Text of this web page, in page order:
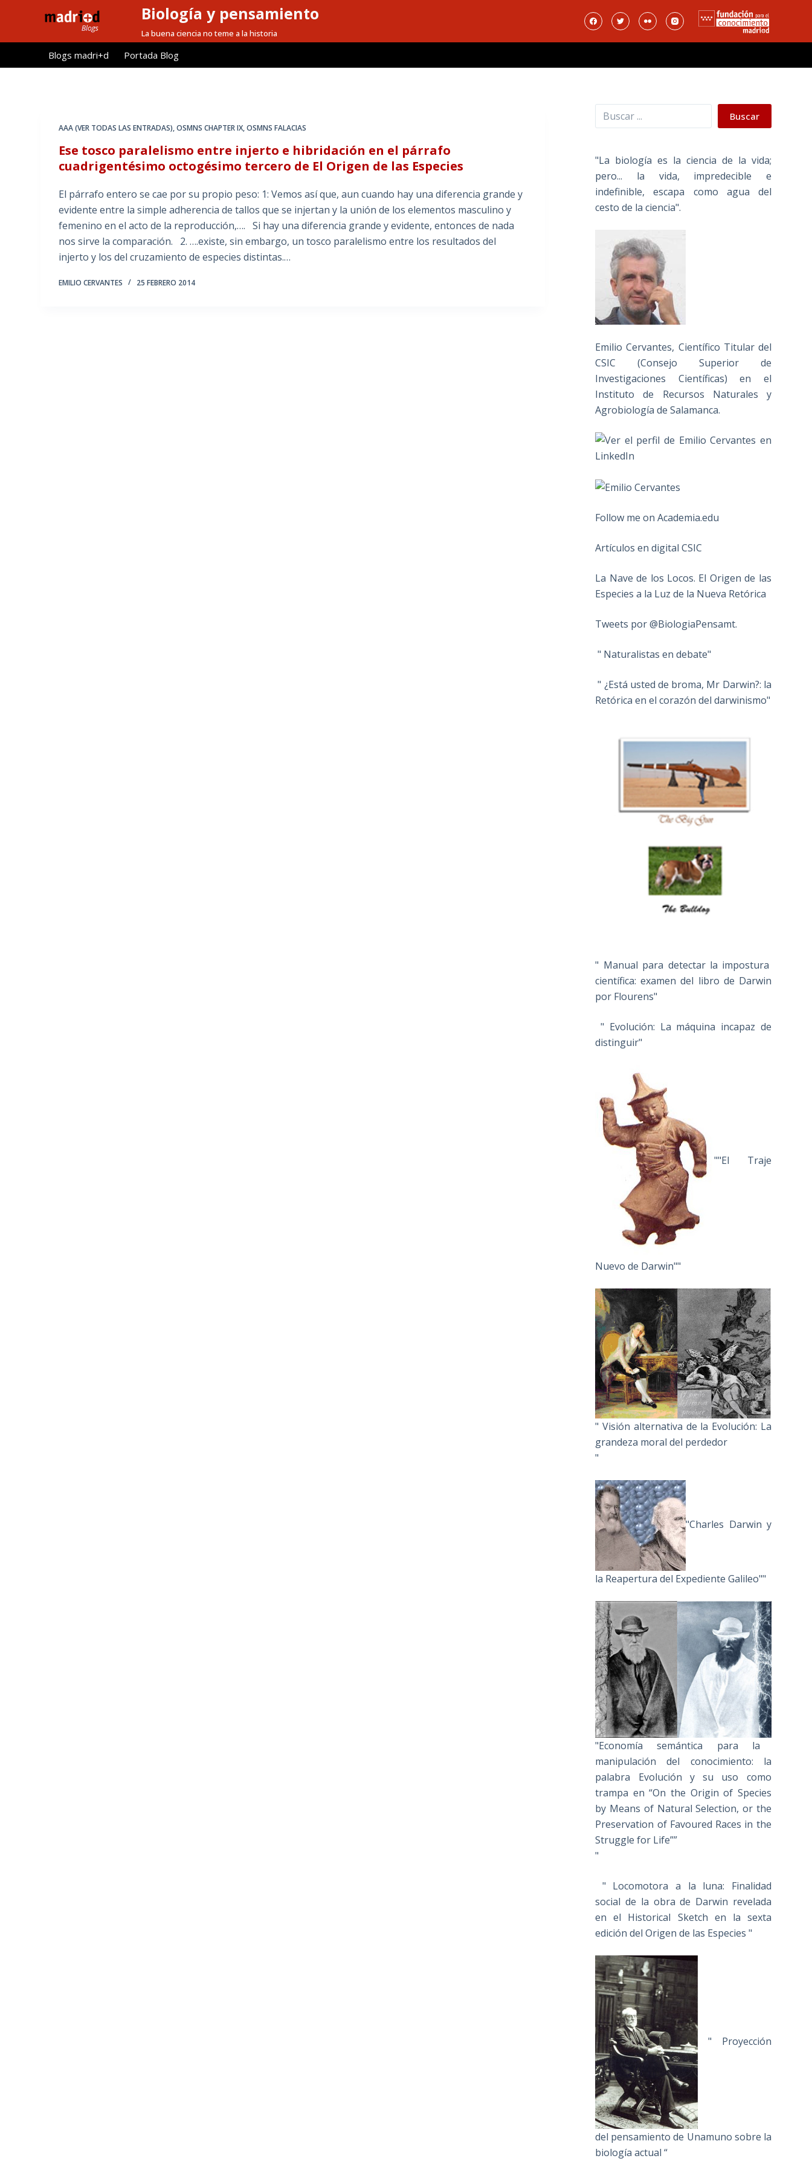
l
Biología y pensamiento
La buena ciencia no teme a la historia
Blogs madri+d Portada Blog
AAA (VER TODAS LAS ENTRADAS),OSMNS CHAPTER IX,OSMNS FALACIAS
Ese tosco paralelismo entre injerto e hibridación en el párrafo
cuadrigentésimo octogésimo tercero de El Origen de las Especies
El párrafo entero se cae por su propio peso: 1: Vemos así que, aun cuando hay una diferencia grande y
evidente entre la simple adherencia de tallos que se injertan y la unión de los elementos masculino y
femenino en el acto de la reproducción,…. Si hay una diferencia grande y evidente, entonces de nada
nos sirve la comparación. 2. ….existe, sin embargo, un tosco paralelismo entre los resultados del
injerto y los del cruzamiento de especies distintas.…
EMILIO CERVANTES 25 FEBRERO 2014
Buscar Buscar
"La biología es la ciencia de la vida;
pero... la vida, impredecible e
indefinible, escapa como agua del
cesto de la ciencia".
Emilio Cervantes, Científico Titular del
CSIC (Consejo Superior de
Investigaciones Científicas) en el
Instituto de Recursos Naturales y
Agrobiología de Salamanca.
Follow me on Academia.edu
Artículos en digital CSIC
La Nave de los Locos. El Origen de las
Especies a la Luz de la Nueva Retórica
Tweets por @BiologiaPensamt.
" Naturalistas en debate"
" ¿Está usted de broma, Mr Darwin?: la
Retórica en el corazón del darwinismo"
" Manual para detectar la impostura
científica: examen del libro de Darwin
por Flourens"
" Evolución: La máquina incapaz de
distinguir"
""El Traje
Nuevo de Darwin""
" Visión alternativa de la Evolución: La
grandeza moral del perdedor
"
"Charles Darwin y
la Reapertura del Expediente Galileo""
"Economía semántica para la
manipulación del conocimiento: la
palabra Evolución y su uso como
trampa en “On the Origin of Species
by Means of Natural Selection, or the
Preservation of Favoured Races in the
Struggle for Life””
"
" Locomotora a la luna: Finalidad
social de la obra de Darwin revelada
en el Historical Sketch en la sexta
edición del Origen de las Especies "
" Proyección
del pensamiento de Unamuno sobre la
biología actual “